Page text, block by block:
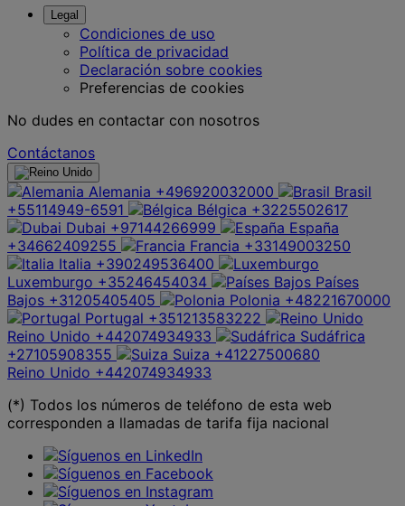
Legal
Condiciones de uso
Política de privacidad
Declaración sobre cookies
Preferencias de cookies
No dudes en contactar con nosotros
Contáctanos
Alemania +496920032000
Brasil
+55114949-6591
Bélgica +3225502617
Dubai +97144266999
España
+34662409255
Francia +33149003250
Italia +390249536400
Luxemburgo +35246454034
Países
Bajos +31205405405 Polonia +48221670000
Portugal +351213583222
Reino Unido +442074934933
Sudáfrica
+27105908355
Suiza +41227500680
Reino Unido +442074934933
(*) Todos los números de teléfono de esta web
corresponden a llamadas de tarifa fija nacional